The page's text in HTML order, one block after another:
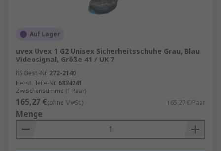
Auf Lager
uvex Uvex 1 G2 Unisex Sicherheitsschuhe Grau, Blau
Videosignal, Größe 41 / UK 7
RS Best.-Nr. 272-2140
Herst. Teile-Nr. 6834241
Zwischensumme (1 Paar)
165,27 €(ohne MwSt.) 165,27 €/Paar
Menge